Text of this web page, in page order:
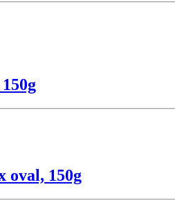
oval, 150g